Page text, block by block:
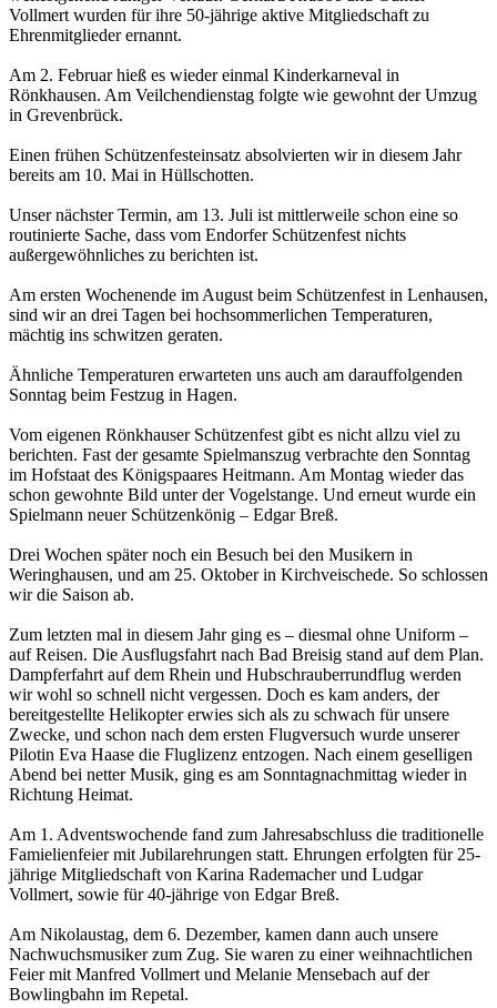
Vollmert wurden für ihre 50-jährige aktive Mitgliedschaft zu
Ehrenmitglieder ernannt.
Am 2. Februar hieß es wieder einmal Kinderkarneval in
Rönkhausen. Am Veilchendienstag folgte wie gewohnt der Umzug
in Grevenbrück.
Einen frühen Schützenfesteinsatz absolvierten wir in diesem Jahr
bereits am 10. Mai in Hüllschotten.
Unser nächster Termin, am 13. Juli ist mittlerweile schon eine so
routinierte Sache, dass vom Endorfer Schützenfest nichts
außergewöhnliches zu berichten ist.
Am ersten Wochenende im August beim Schützenfest in Lenhausen,
sind wir an drei Tagen bei hochsommerlichen Temperaturen,
mächtig ins schwitzen geraten.
Ähnliche Temperaturen erwarteten uns auch am darauffolgenden
Sonntag beim Festzug in Hagen.
Vom eigenen Rönkhauser Schützenfest gibt es nicht allzu viel zu
berichten. Fast der gesamte Spielmanszug verbrachte den Sonntag
im Hofstaat des Königspaares Heitmann. Am Montag wieder das
schon gewohnte Bild unter der Vogelstange. Und erneut wurde ein
Spielmann neuer Schützenkönig – Edgar Breß.
Drei Wochen später noch ein Besuch bei den Musikern in
Weringhausen, und am 25. Oktober in Kirchveischede. So schlossen
wir die Saison ab.
Zum letzten mal in diesem Jahr ging es – diesmal ohne Uniform –
auf Reisen. Die Ausflugsfahrt nach Bad Breisig stand auf dem Plan.
Dampferfahrt auf dem Rhein und Hubschrauberrundflug werden
wir wohl so schnell nicht vergessen. Doch es kam anders, der
bereitgestellte Helikopter erwies sich als zu schwach für unsere
Zwecke, und schon nach dem ersten Flugversuch wurde unserer
Pilotin Eva Haase die Fluglizenz entzogen. Nach einem geselligen
Abend bei netter Musik, ging es am Sonntagnachmittag wieder in
Richtung Heimat.
Am 1. Adventswochende fand zum Jahresabschluss die traditionelle
Famielienfeier mit Jubilarehrungen statt. Ehrungen erfolgten für 25-
jährige Mitgliedschaft von Karina Rademacher und Ludgar
Vollmert, sowie für 40-jährige von Edgar Breß.
Am Nikolaustag, dem 6. Dezember, kamen dann auch unsere
Nachwuchsmusiker zum Zug. Sie waren zu einer weihnachtlichen
Feier mit Manfred Vollmert und Melanie Mensebach auf der
Bowlingbahn im Repetal.